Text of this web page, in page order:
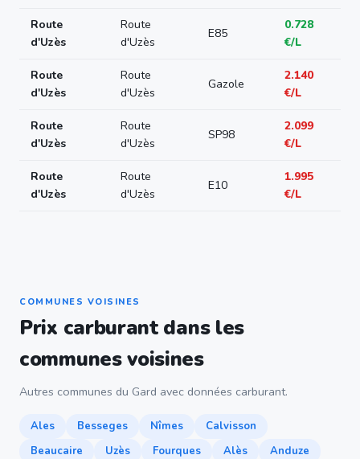
Route
d'Uzès
Route
d'Uzès
E85
0.728
€/L
Route
d'Uzès
Route
d'Uzès
Gazole
2.140
€/L
Route
d'Uzès
Route
d'Uzès
SP98
2.099
€/L
Route
d'Uzès
Route
d'Uzès
E10
1.995
€/L
COMMUNES VOISINES
Prix carburant dans les
communes voisines
Autres communes du Gard avec données carburant.
Ales Besseges Nîmes
Calvisson
Beaucaire
Uzès Fourques Alès
Anduze